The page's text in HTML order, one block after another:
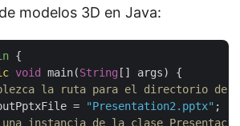
modelos 3D en Java:
{
void main(String [] args) {
la ruta para el directorio de
= "Presentation2.pptx" ;
instancia de la clase